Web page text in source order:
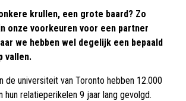
krullen, een grote baard? Zo
onze voorkeuren voor een partner
we hebben wel degelijk een bepaald
vallen.
de universiteit van Toronto hebben 12.000
hun relatieperikelen 9 jaar lang gevolgd.